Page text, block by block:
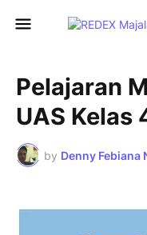
Pelajaran
UAS Kelas
by Denny Febiana